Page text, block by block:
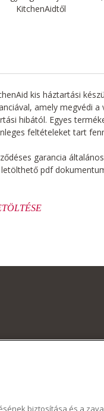
KitchenAidtől
kis háztartási
amely megvédi a
hibától. Egyes
feltételeket tart
garancia általános
pdf
biztosítása és a